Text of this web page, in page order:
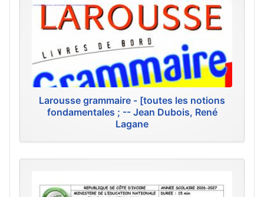
Larousse grammaire - [toutes les notions
fondamentales ; -- Jean Dubois, René
Lagane